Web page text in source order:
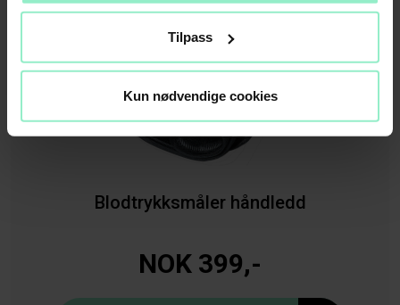
Tilpass
Kun nødvendige cookies
Blodtrykksmåler håndledd
NOK 399,-